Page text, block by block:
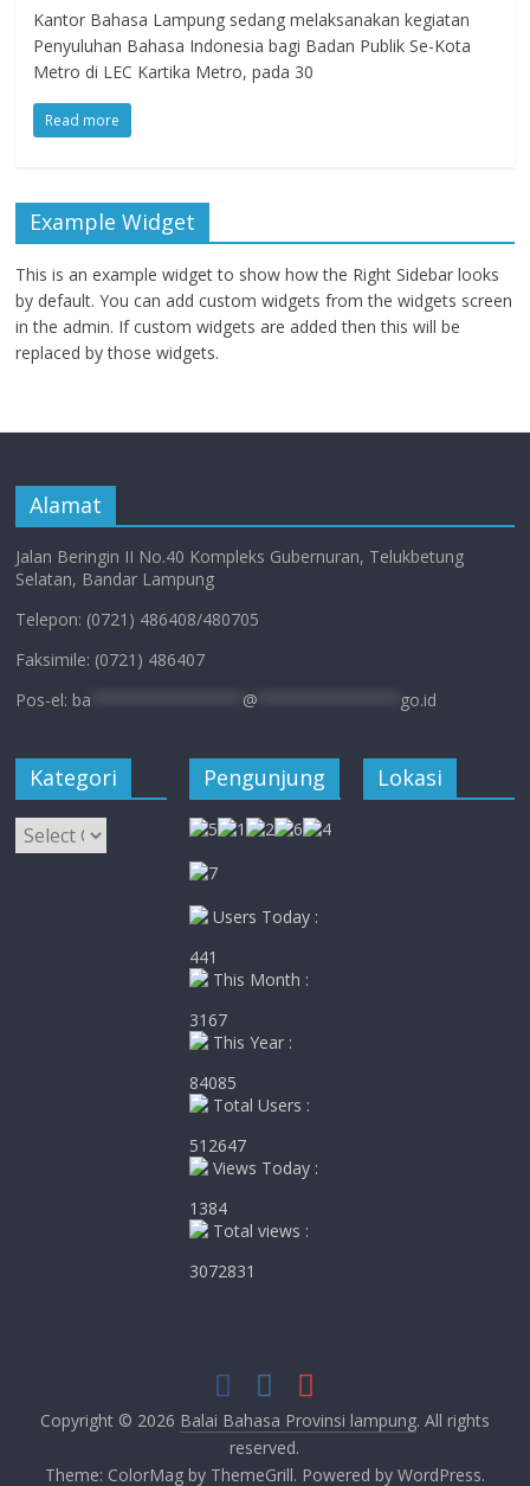
Kantor Bahasa Lampung sedang melaksanakan kegiatan
Penyuluhan Bahasa Indonesia bagi Badan Publik Se-Kota
Metro di LEC Kartika Metro, pada 30
Read more
Example Widget
This is an example widget to show how the Right Sidebar looks
by default. You can add custom widgets from the widgets screen
in the admin. If custom widgets are added then this will be
replaced by those widgets.
Alamat
Jalan Beringin II No.40 Kompleks Gubernuran, Telukbetung
Selatan, Bandar Lampung
Telepon: (0721) 486408/480705
Faksimile: (0721) 486407
Pos-el: ba @ go.id
Kategori
Kategori
Pengunjung
Users Today :
441
This Month :
3167
This Year :
84085
Total Users :
512647
Views Today :
1384
Total views :
3072831
Lokasi
Copyright © 2026 Balai Bahasa Provinsi lampung. All rights
reserved.
Theme: ColorMagby ThemeGrill. Powered by WordPress.